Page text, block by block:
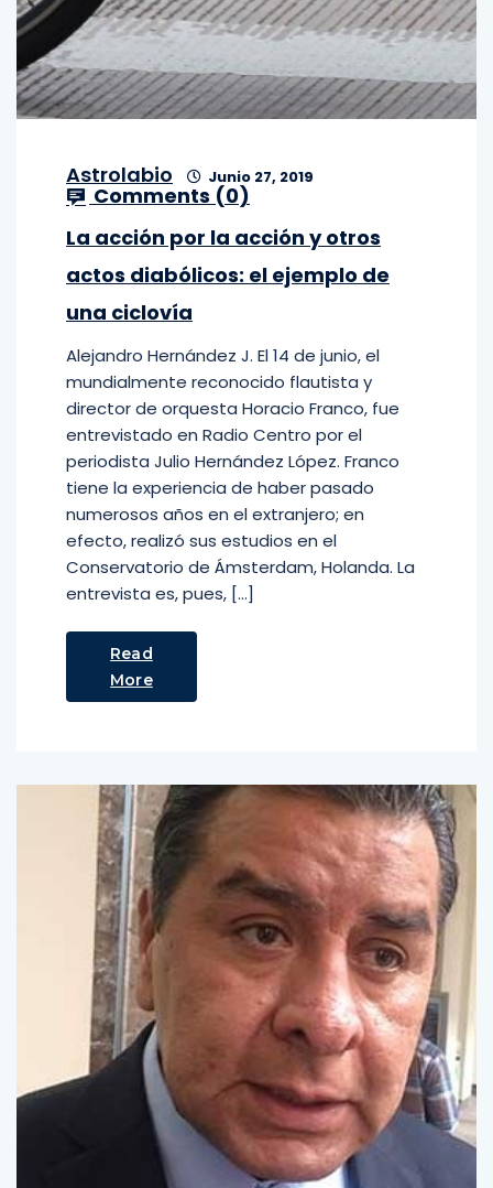
Astrolabio Junio 27, 2019
Comments (0)
La acción por la acción y otros
actos diabólicos: el ejemplo de
una ciclovía
Alejandro Hernández J. El 14 de junio, el
mundialmente reconocido flautista y
director de orquesta Horacio Franco, fue
entrevistado en Radio Centro por el
periodista Julio Hernández López. Franco
tiene la experiencia de haber pasado
numerosos años en el extranjero; en
efecto, realizó sus estudios en el
Conservatorio de Ámsterdam, Holanda. La
entrevista es, pues, […]
Read
More